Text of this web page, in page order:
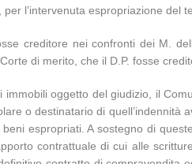
l’intervenuta espropriazione del
creditore nei confronti dei M.
di merito, che il D.P. fosse
oggetto del giudizio, il
o destinatario di quell’indennità
espropriati. A sostegno di
contrattuale di cui alle